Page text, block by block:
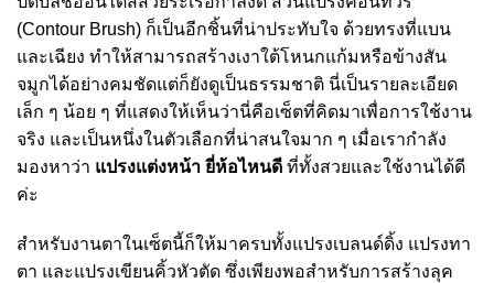
(Contour Brush) ก็เป็นอีกชิ้นที่น่าประทับใจ ด้วยทรงที่แบน
และเฉียง ทำให้สามารถสร้างเงาใต้โหนกแก้มหรือข้างสัน
จมูกได้อย่างคมชัดแต่ก็ยังดูเป็นธรรมชาติ นี่เป็นรายละเอียด
เล็ก ๆ น้อย ๆ ที่แสดงให้เห็นว่านี่คือเซ็ตที่คิดมาเพื่อการใช้งาน
จริง และเป็นหนึ่งในตัวเลือกที่น่าสนใจมาก ๆ เมื่อเรากำลัง
มองหาว่า แปรงแต่งหน้า ยี่ห้อไหนดี ที่ทั้งสวยและใช้งานได้ดี
ค่ะ
สำหรับงานตาในเซ็ตนี้ก็ให้มาครบทั้งแปรงเบลนด์ดิ้ง แปรงทา
ตา และแปรงเขียนคิ้วหัวตัด ซึ่งเพียงพอสำหรับการสร้างลุค